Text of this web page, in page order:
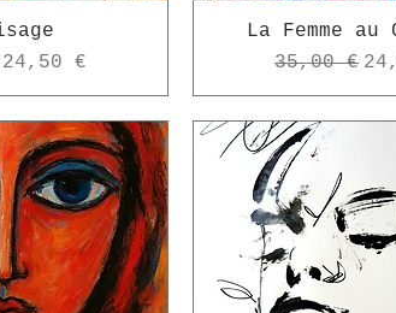
Prix promotionnel
24,50 €
La Femme au
Prix
35,00 €